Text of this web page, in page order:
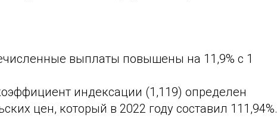
выплаты повышены на 11,9% с 1
индексации (1,119) определен
цен, который в 2022 году составил 111,94%.